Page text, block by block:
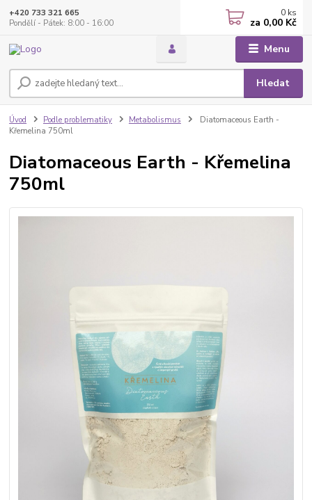
Menu
Hledat
+420 733 321 665
Pondělí - Pátek: 8:00 - 16:00
0 ks
za 0,00 Kč
Úvod Podle problematiky Metabolismus
Diatomaceous Earth -
Křemelina 750ml
Diatomaceous Earth - Křemelina
750ml